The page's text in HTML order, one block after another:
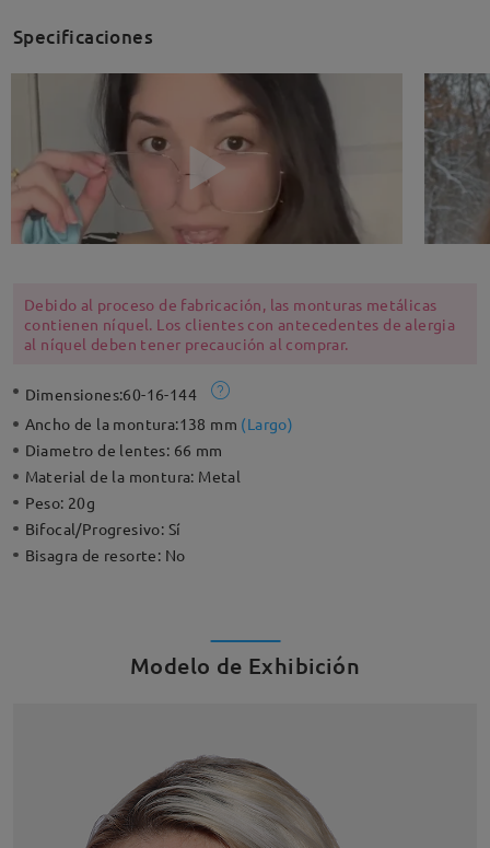
Specificaciones
Debido al proceso de fabricación, las monturas metálicas
contienen níquel. Los clientes con antecedentes de alergia
al níquel deben tener precaución al comprar.
Dimensiones:60-16-144
Ancho de la montura:138 mm (Largo)
Diametro de lentes: 66 mm
Material de la montura: Metal
Peso: 20g
Bifocal/Progresivo: Sí
Bisagra de resorte: No
Modelo de Exhibición